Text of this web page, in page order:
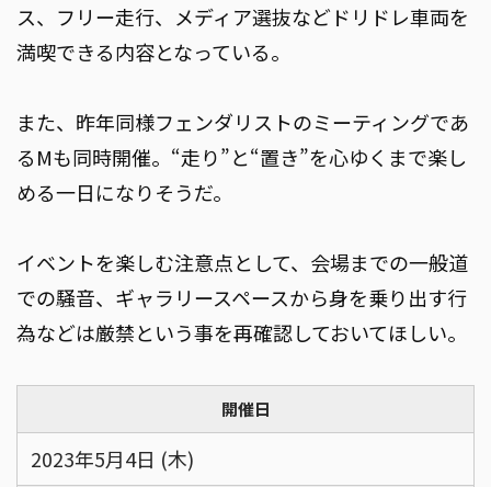
ス、フリー走行、メディア選抜などドリドレ車両を
満喫できる内容となっている。
また、昨年同様フェンダリストのミーティングであ
るMも同時開催。“走り”と“置き”を心ゆくまで楽し
める一日になりそうだ。
イベントを楽しむ注意点として、会場までの一般道
での騒音、ギャラリースペースから身を乗り出す行
為などは厳禁という事を再確認しておいてほしい。
開催日
2023年5月4日 (木)